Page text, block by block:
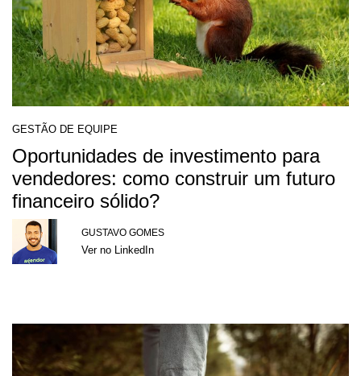
GESTÃO DE EQUIPE
Oportunidades de investimento para
vendedores: como construir um futuro
financeiro sólido?
GUSTAVO GOMES
Ver no LinkedIn